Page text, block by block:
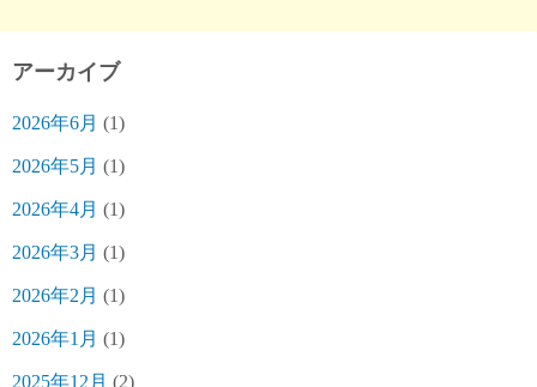
アーカイブ
2026年6月 (1)
2026年5月 (1)
2026年4月 (1)
2026年3月 (1)
2026年2月 (1)
2026年1月 (1)
2025年12月 (2)